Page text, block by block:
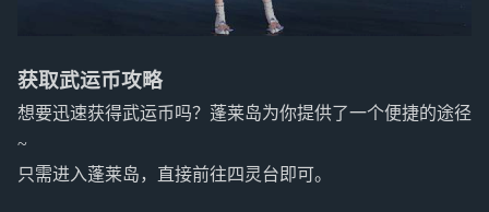
获取武运币攻略
想要迅速获得武运币吗？蓬莱岛为你提供了一个便捷的途径
~
只需进入蓬莱岛，直接前往四灵台即可。